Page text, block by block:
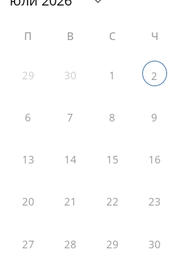
П В С Ч
29 30 1 2
6 7 8 9
13 14 15 16
20 21 22 23
27 28 29 30